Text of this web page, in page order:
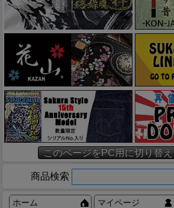
このページをPC用に切り替え
商品検索
ホーム マイページ